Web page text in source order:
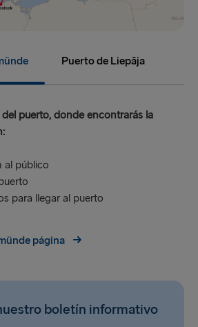
Puerto de Liepāja
puerto, donde encontrarás la
al público
para llegar al puerto
página
boletín informativo